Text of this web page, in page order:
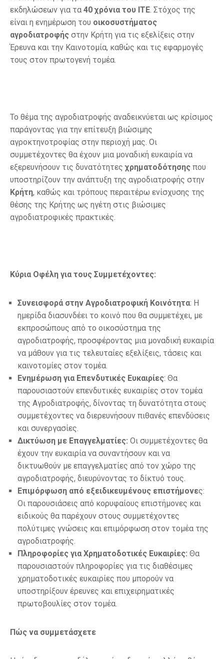
εκδηλώσεων για τα 40 χρόνια του ΙΤΕ . Στόχος της
είναι η ενημέρωση του oικοσυστήματος
αγροδιατροφής στην Κρήτη για τις εξελίξεις στην
Έρευνα και την Καινοτομία, καθώς και τις εφαρμογές
τους στον πρωτογενή τομέα.
Το θέμα της αγροδιατροφής αναδεικνύεται ως κρίσιμος
παράγοντας για την επίτευξη βιώσιμης
αγροκτηνοτροφίας στην περιοχή μας. Οι
συμμετέχοντες θα έχουν μια μοναδική ευκαιρία να
εξερευνήσουν τις δυνατότητεςχρηματοδότησης που
υποστηρίζουν την ανάπτυξη της αγροδιατροφής στην
Κρήτη, καθώς και τρόπους περαιτέρω ενίσχυσης της
θέσης της Κρήτης ως ηγέτη στις βιώσιμες
αγροδιατροφικές πρακτικές.
Κύρια Οφέλη για τους Συμμετέχοντες:
Συνεισφορά στην Αγροδιατροφική Κοινότητα: Η
ημερίδα διασυνδέει το κοινό που θα συμμετέχει, με
εκπροσώπους από το οικοσύστημα της
αγροδιατροφής, προσφέροντας μια μοναδική ευκαιρία
να μάθουν για τις τελευταίες εξελίξεις, τάσεις και
καινοτομίες στον τομέα.
Ενημέρωση για Επενδυτικές Ευκαιρίες: Θα
παρουσιαστούν επενδυτικές ευκαιρίες στον τομέα
της Αγροδιατροφής, δίνοντας τη δυνατότητα στους
συμμετέχοντες να διερευνήσουν πιθανές επενδύσεις
και συνεργασίες.
Δικτύωση με Επαγγελματίες: Οι συμμετέχοντες θα
έχουν την ευκαιρία να συναντήσουν και να
δικτυωθούν με επαγγελματίες από τον χώρο της
αγροδιατροφής, διευρύνοντας το δίκτυό τους.
Επιμόρφωση από εξειδικευμένους επιστήμονες:
Οι παρουσιάσεις από κορυφαίους επιστήμονες και
ειδικούς θα παρέχουν στους συμμετέχοντες
πολύτιμες γνώσεις και επιμόρφωση στον τομέα της
αγροδιατροφής.
Πληροφορίες για Χρηματοδοτικές Ευκαιρίες: Θα
παρουσιαστούν πληροφορίες για τις διαθέσιμες
χρηματοδοτικές ευκαιρίες που μπορούν να
υποστηρίξουν έρευνες και επιχειρηματικές
πρωτοβουλίες στον τομέα.
Πώς να συμμετάσχετε